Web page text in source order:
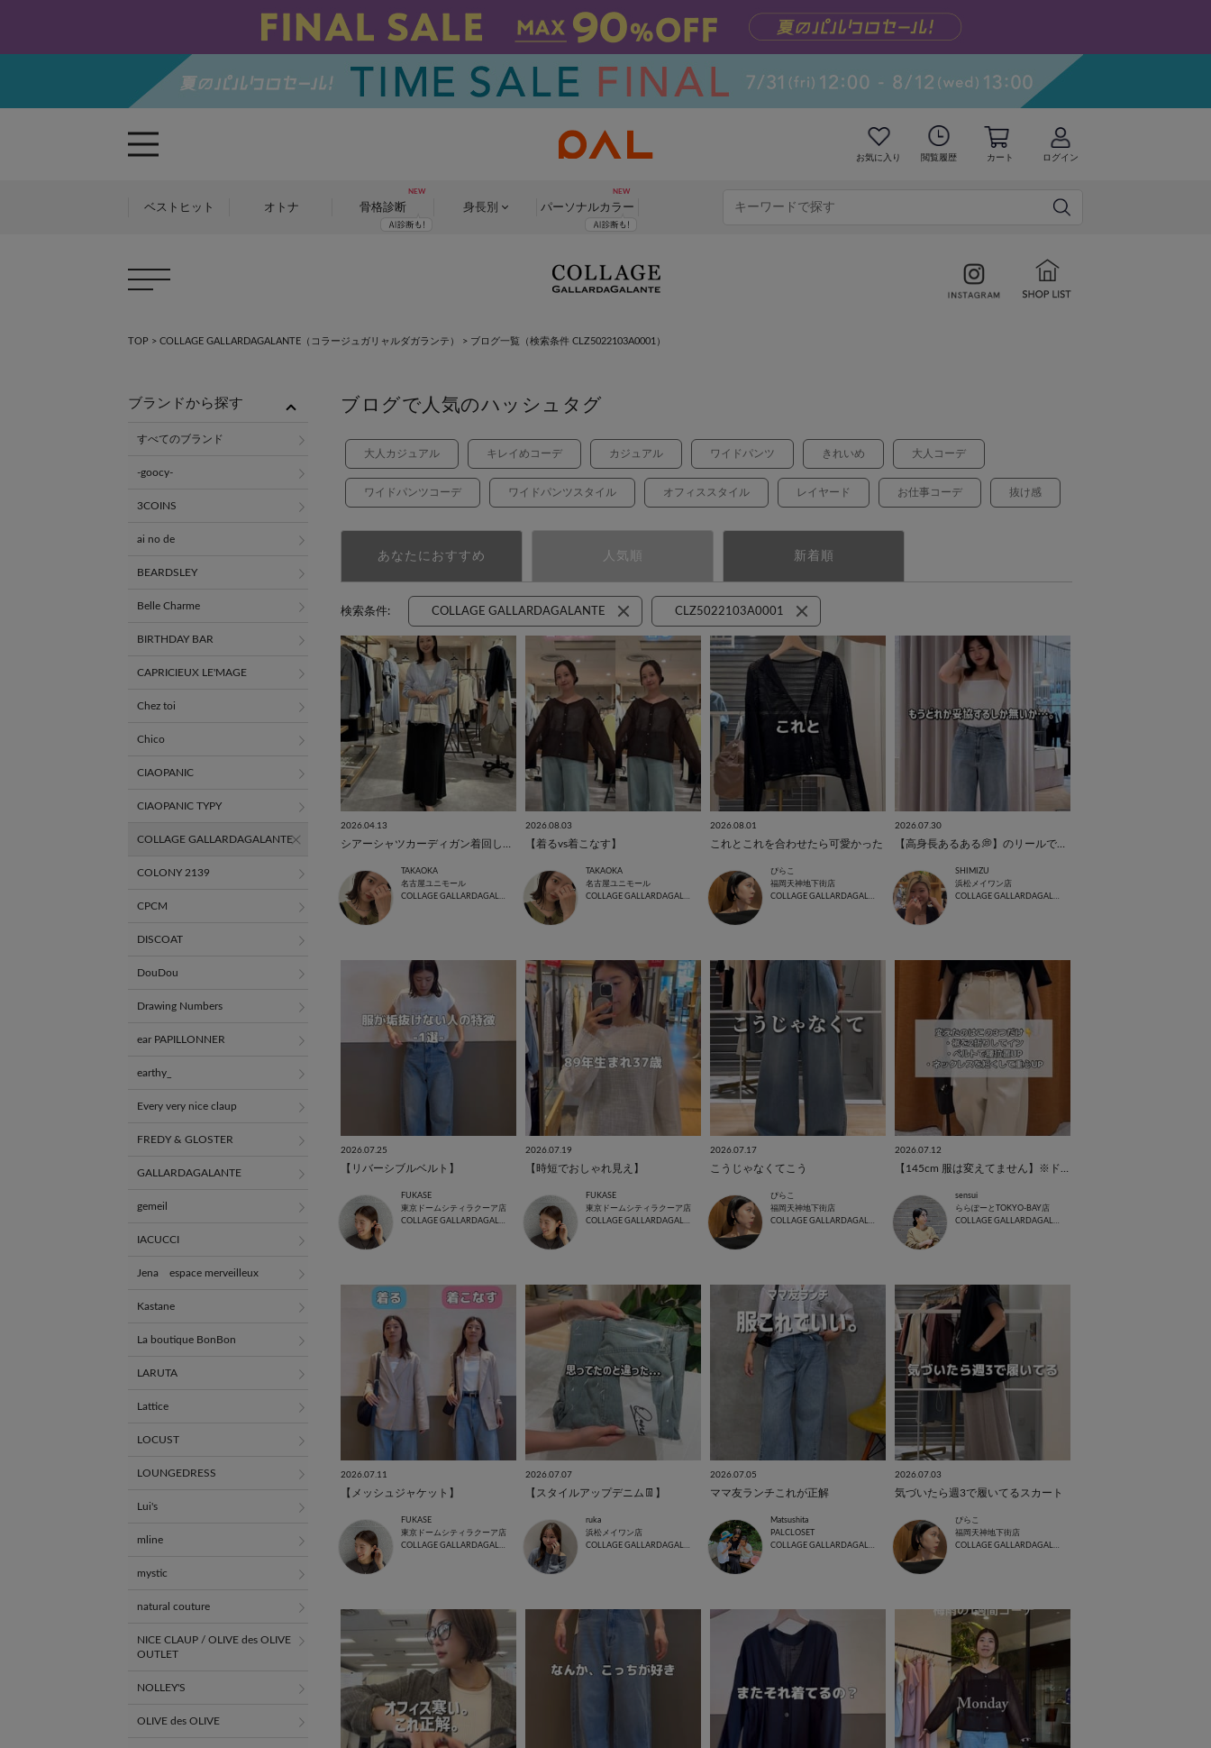
お気に入り 閲覧履歴 カート ログイン
ベストヒット オトナ 骨格診断 身長別 パーソナルカラー
TOP > COLLAGE GALLARDAGALANTE（コラージュガリャルダガランテ） > ブログ一覧 （検索条件 CLZ5022103A0001）
ブログで人気のハッシュタグ
大人カジュアル キレイめコーデ カジュアル ワイドパンツ きれいめ 大人コーデ
ワイドパンツコーデ ワイドパンツスタイル オフィススタイル レイヤード お仕事コーデ 抜け感
あなたにおすすめ 人気順 新着順
検索条件: COLLAGE GALLARDAGALANTE CLZ5022103A0001
2026.04.13
TAKAOKA
名古屋ユニモール
COLLAGE GALLARDAGALANTE
2026.08.03
【着るvs着こなす】
TAKAOKA
名古屋ユニモール
COLLAGE GALLARDAGALANTE
2026.08.01
これとこれを合わせたら可愛かった
ぴらこ
福岡天神地下街店
COLLAGE GALLARDAGALANTE
2026.07.30
SHIMIZU
浜松メイワン店
COLLAGE GALLARDAGALANTE
2026.07.25
【リバーシブルベルト】
FUKASE
東京ドームシティラクーア店
COLLAGE GALLARDAGALANTE
2026.07.19
【時短でおしゃれ見え】
FUKASE
東京ドームシティラクーア店
COLLAGE GALLARDAGALANTE
2026.07.17
こうじゃなくてこう
ぴらこ
福岡天神地下街店
COLLAGE GALLARDAGALANTE
2026.07.12
sensui
ららぽーとTOKYO-BAY店
COLLAGE GALLARDAGALANTE
2026.07.11
【メッシュジャケット】
FUKASE
東京ドームシティラクーア店
COLLAGE GALLARDAGALANTE
2026.07.07
【スタイルアップデニム👖】
ruka
浜松メイワン店
COLLAGE GALLARDAGALANTE
2026.07.05
ママ友ランチこれが正解
Matsushita
PALCLOSET
COLLAGE GALLARDAGALANTE
2026.07.03
気づいたら週3で履いてるスカート
ぴらこ
福岡天神地下街店
COLLAGE GALLARDAGALANTE
ブランドから探す
すべてのブランド
-goocy-
3COINS
ai no de
BEARDSLEY
Belle Charme
BIRTHDAY BAR
CAPRICIEUX LE'MAGE
Chez toi
Chico
CIAOPANIC
CIAOPANIC TYPY
COLLAGE GALLARDAGALANTE
COLONY 2139
CPCM
DISCOAT
DouDou
Drawing Numbers
ear PAPILLONNER
earthy_
Every very nice claup
FREDY & GLOSTER
GALLARDAGALANTE
gemeil
IACUCCI
Jena espace merveilleux
Kastane
La boutique BonBon
LARUTA
Lattice
LOCUST
LOUNGEDRESS
Lui's
mline
mystic
natural couture
NICE CLAUP / OLIVE des OLIVE
OUTLET
NOLLEY'S
OLIVE des OLIVE